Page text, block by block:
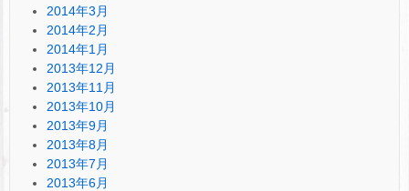
2014年3月
2014年2月
2014年1月
2013年12月
2013年11月
2013年10月
2013年9月
2013年8月
2013年7月
2013年6月